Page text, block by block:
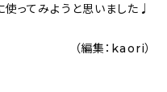
ってみようと思いました♩
（編集：kaori）